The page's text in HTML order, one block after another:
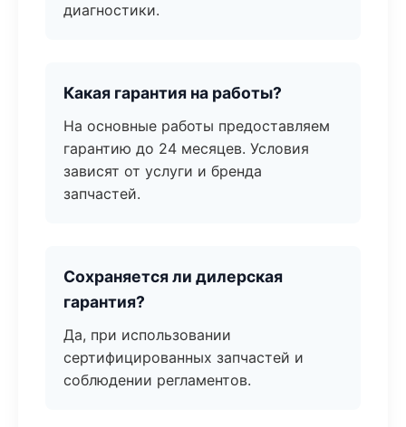
диагностики.
Какая гарантия на работы?
На основные работы предоставляем
гарантию до 24 месяцев. Условия
зависят от услуги и бренда
запчастей.
Сохраняется ли дилерская
гарантия?
Да, при использовании
сертифицированных запчастей и
соблюдении регламентов.